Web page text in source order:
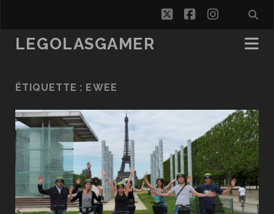
twitterfacebook
LEGOLASGAMER
ÉTIQUETTE : EWEE